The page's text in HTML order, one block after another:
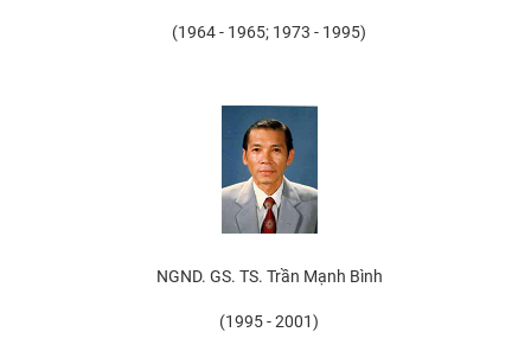
(1964 - 1965; 1973 - 1995)
NGND. GS. TS. Trần Mạnh Bình
(1995 - 2001)